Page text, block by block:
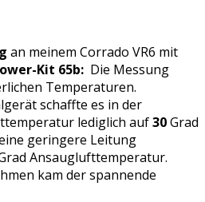
an meinem Corrado VR6 mit
Kit 65b: Die Messung
Temperaturen.
schaffte es in der
lediglich auf30Grad
geringere Leitung
Ansauglufttemperatur.
kam der spannende